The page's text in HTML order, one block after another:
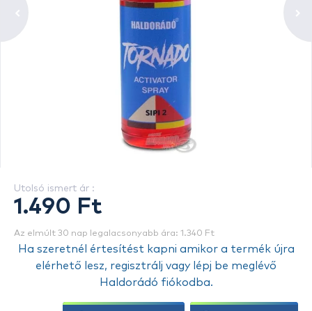
Utolsó ismert ár :
1.490 Ft
Az elmúlt 30 nap legalacsonyabb ára: 1.340 Ft
Ha szeretnél értesítést kapni amikor a termék újra
elérhető lesz, regisztrálj vagy lépj be meglévő
Haldorádó fiókodba.